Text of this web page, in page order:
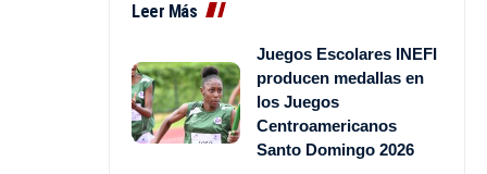
Leer Más
Juegos Escolares INEFI
producen medallas en
los Juegos
Centroamericanos
Santo Domingo 2026